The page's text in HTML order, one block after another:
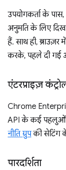
उपयोगकर्ता के
अनुमति के लिए
हैं. साथ ही, ब्राउज़र
करके, पहले दी गई
एंटरप्राइज़
Chrome
API के कई पहलुओं
नीति ग्रुपकी सेटिंग
पारदर्शिता